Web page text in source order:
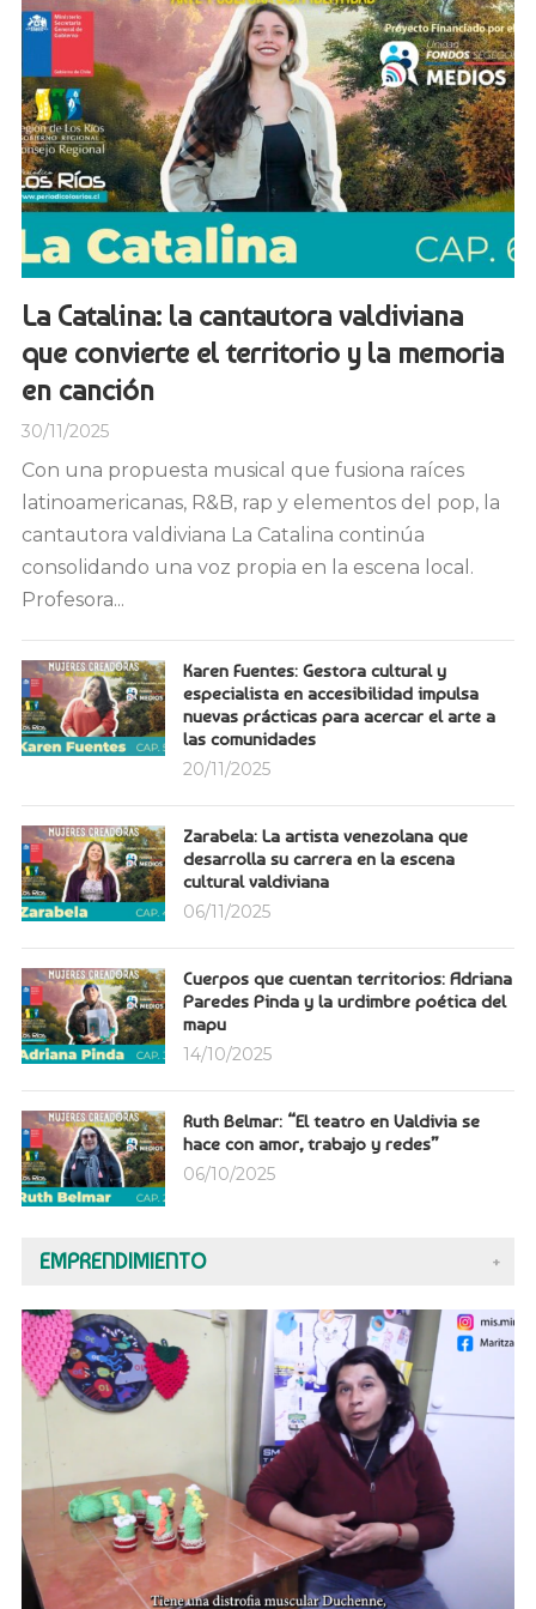
La Catalina: la cantautora valdiviana
que convierte el territorio y la memoria
en canción
30/11/2025
Con una propuesta musical que fusiona raíces
latinoamericanas, R&B, rap y elementos del pop, la
cantautora valdiviana La Catalina continúa
consolidando una voz propia en la escena local.
Profesora...
Karen Fuentes: Gestora cultural y
especialista en accesibilidad impulsa
nuevas prácticas para acercar el arte a
las comunidades
20/11/2025
Zarabela: La artista venezolana que
desarrolla su carrera en la escena
cultural valdiviana
06/11/2025
Cuerpos que cuentan territorios: Adriana
Paredes Pinda y la urdimbre poética del
mapu
14/10/2025
Ruth Belmar: “El teatro en Valdivia se
hace con amor, trabajo y redes”
06/10/2025
EMPRENDIMIENTO +